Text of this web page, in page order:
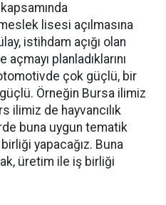
kapsamında
lisesi açılmasına
istihdam açığı olan
planladıklarını
çok güçlü, bir
güçlü. Örneğin Bursa ilimiz
ilimiz de hayvancılık
buna uygun tematik
yapacağız. Buna
üretim ile iş birliği